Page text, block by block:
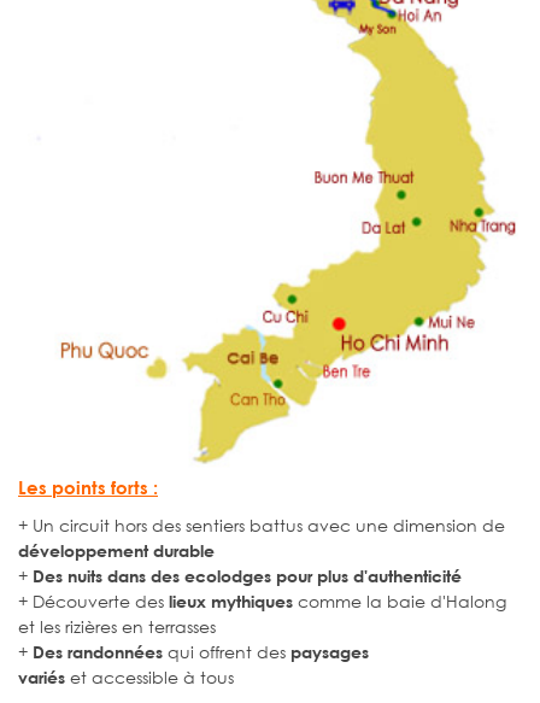
Les points forts :
+ Un circuit hors des sentiers battus avec une dimension de
développement durable
+ Des nuits dans des ecolodges pour plus d'authenticité
+ Découverte des lieux mythiques comme la baie d'Halong
et les rizières en terrasses
+ Des randonnées qui offrent des paysages
variés et accessible à tous